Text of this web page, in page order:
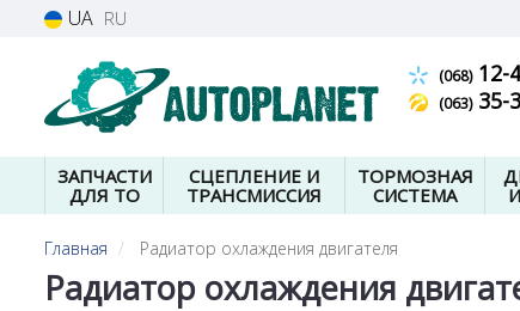
UA RU
(068)12-
(063)35-
ЗАПЧАСТИ
ДЛЯ ТО
СЦЕПЛЕНИЕ И
ТРАНСМИССИЯ
ТОРМОЗНАЯ
СИСТЕМА
Главная Радиатор охлаждения двигателя
Радиатор охлаждения